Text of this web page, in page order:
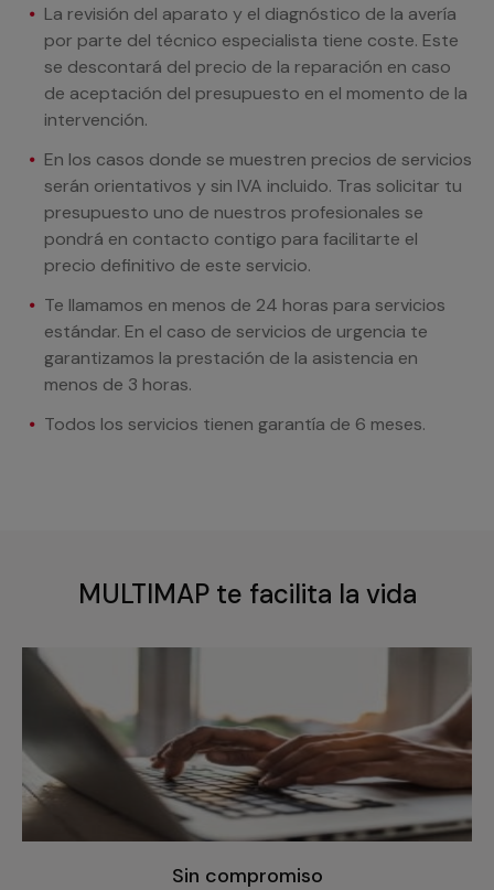
La revisión del aparato y el diagnóstico de la avería
por parte del técnico especialista tiene coste. Este
se descontará del precio de la reparación en caso
de aceptación del presupuesto en el momento de la
intervención.
En los casos donde se muestren precios de servicios
serán orientativos y sin IVA incluido. Tras solicitar tu
presupuesto uno de nuestros profesionales se
pondrá en contacto contigo para facilitarte el
precio definitivo de este servicio.
Te llamamos en menos de 24 horas para servicios
estándar. En el caso de servicios de urgencia te
garantizamos la prestación de la asistencia en
menos de 3 horas.
Todos los servicios tienen garantía de 6 meses.
MULTIMAP te facilita la vida
Sin compromiso